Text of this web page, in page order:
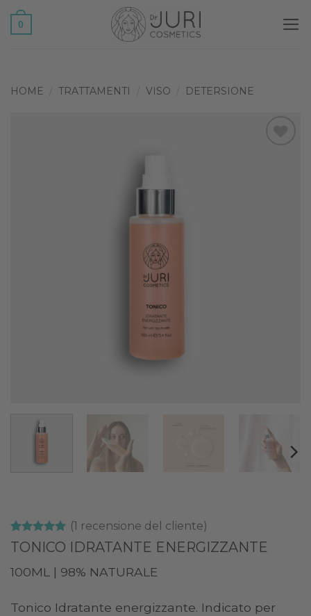
Salta
0
HOME TRATTAMENTI VISO DETERSIONE
Valutato5
su 5 su
1
recensioni
(1 recensione del cliente)
TONICO IDRATANTE ENERGIZZANTE
100ML | 98% NATURALE
Tonico Idratante energizzante. Indicato per